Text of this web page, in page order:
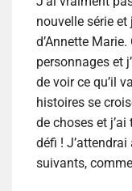
nouvelle série et
d’Annette
personnages et
de voir ce qu’il
histoires se
de choses et
défi !
suivants,